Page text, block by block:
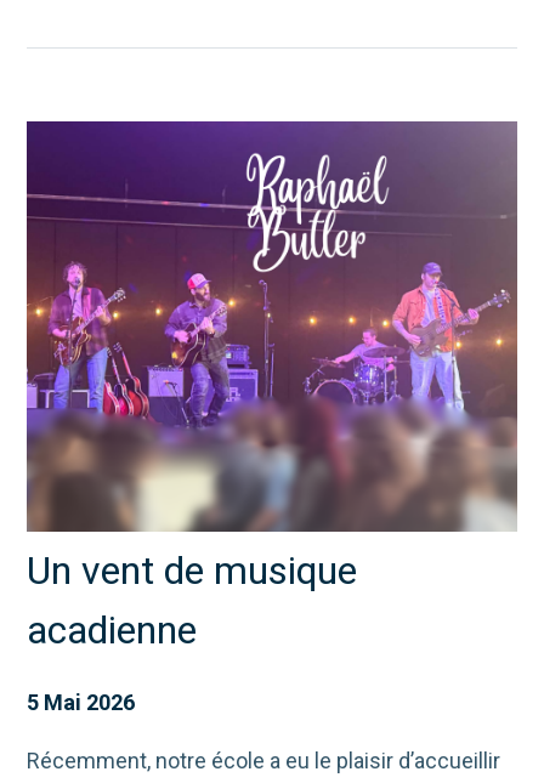
Un vent de musique
acadienne
5 Mai 2026
Récemment, notre école a eu le plaisir d’accueillir